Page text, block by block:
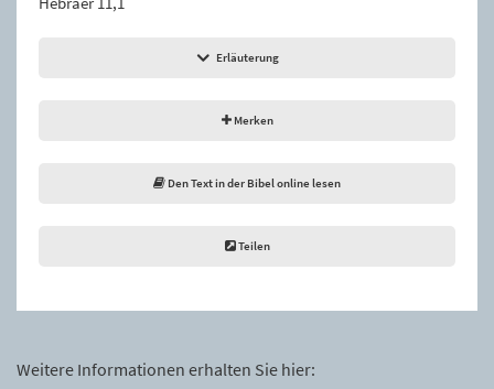
Erläuterung
Merken
Den Text in der Bibel online lesen
Teilen
Weitere Informationen erhalten Sie hier: